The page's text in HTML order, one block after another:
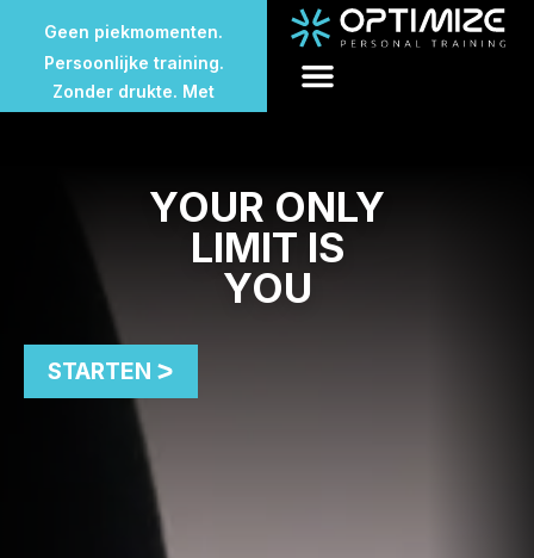
Geen piekmomenten.
Persoonlijke training.
Zonder drukte. Met
aandacht.
Geen piekmomenten.YOUR ONLY
LIMIT IS
YOU
STARTEN